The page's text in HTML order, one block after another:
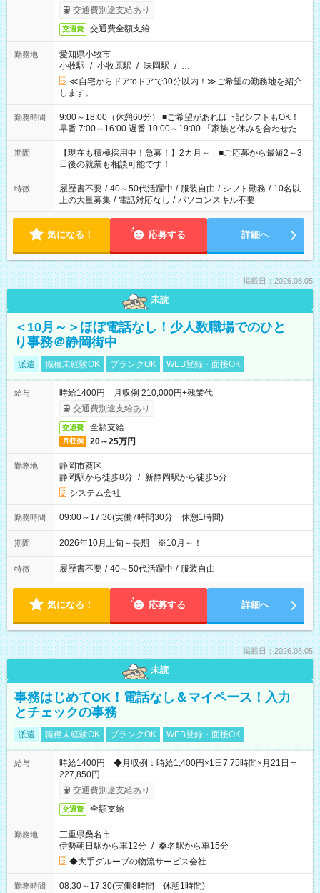
交通費別途支給あり
交通費 交通費全額支給
勤務地
愛知県小牧市
小牧駅 / 小牧原駅 / 味岡駅 / …
≪自宅からドアtoドアで30分以内！≫ご希望の勤務地を紹介
します。
勤務時間
9:00～18:00（休憩60分） ■ご希望があれば下記シフトもOK！
早番 7:00～16:00 遅番 10:00～19:00 「家族と休みを合わせた
い」 「余裕を持って夕飯の準備がしたい」 「できれば残業はし
たくない」 など、ご希望を教えてくださいね。 ※Wワーク希望
の方へ 今ご覧のお仕事で希望する勤務時間と、もう1つのお仕事
の勤務時間。 合計で週40時間を超える場合は応募できません。
期間
【現在も積極採用中！急募！】2カ月～ ■ご応募から最短2～3
日後の就業も相談可能です！
特徴 履歴書不要 / 40～50代活躍中 / 服装自由 / シフト勤務 / 10名以
上の大量募集 / 電話対応なし / パソコンスキル不要
気になる！ 応募する 詳細へ
掲載日：2026.08.05
未読
＜10月～＞ほぼ電話なし！少人数職場でのひと
り事務＠静岡街中
派遣 職種未経験OK ブランクOK WEB登録・面接OK
給与
時給1400円 月収例 210,000円+残業代
交通費別途支給あり
交通費 全額支給
月収例 20～25万円
勤務地
静岡市葵区
静岡駅から徒歩8分 / 新静岡駅から徒歩5分
システム会社
勤務時間 09:00～17:30(実働7時間30分 休憩1時間)
期間 2026年10月上旬～長期 ※10月～！
特徴 履歴書不要 / 40～50代活躍中 / 服装自由
気になる！ 応募する 詳細へ
掲載日：2026.08.05
未読
事務はじめてOK！電話なし＆マイペース！入力
とチェックの事務
派遣 職種未経験OK ブランクOK WEB登録・面接OK
給与
時給1400円 ◆月収例：時給1,400円×1日7.75時間×月21日＝
227,850円
交通費別途支給あり
交通費 全額支給
勤務地
三重県桑名市
伊勢朝日駅から車12分 / 桑名駅から車15分
◆大手グループの物流サービス会社
勤務時間 08:30～17:30(実働8時間 休憩1時間)